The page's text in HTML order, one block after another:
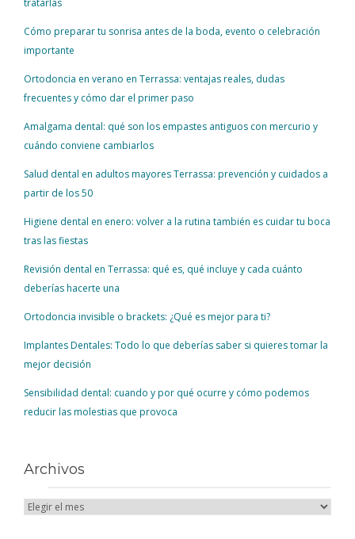
Cómo preparar tu sonrisa antes de la boda, evento o celebración
importante
Ortodoncia en verano en Terrassa: ventajas reales, dudas
frecuentes y cómo dar el primer paso
Amalgama dental: qué son los empastes antiguos con mercurio y
cuándo conviene cambiarlos
Salud dental en adultos mayores Terrassa: prevención y cuidados a
partir de los 50
Higiene dental en enero: volver a la rutina también es cuidar tu boca
tras las fiestas
Revisión dental en Terrassa: qué es, qué incluye y cada cuánto
deberías hacerte una
Ortodoncia invisible o brackets: ¿Qué es mejor para ti?
Implantes Dentales: Todo lo que deberías saber si quieres tomar la
mejor decisión
Sensibilidad dental: cuando y por qué ocurre y cómo podemos
reducir las molestias que provoca
Archivos